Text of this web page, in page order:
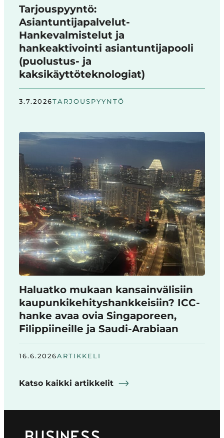
Tarjouspyyntö:
Asiantuntijapalvelut-
Hankevalmistelut ja
hankeaktivointi asiantuntijapooli
(puolustus- ja
kaksikäyttöteknologiat)
3.7.2026TARJOUSPYYNTÖ
Haluatko mukaan kansainvälisiin
kaupunkikehityshankkeisiin? ICC-
hanke avaa ovia Singaporeen,
Filippiineille ja Saudi-Arabiaan
16.6.2026ARTIKKELI
Katso kaikki artikkelit